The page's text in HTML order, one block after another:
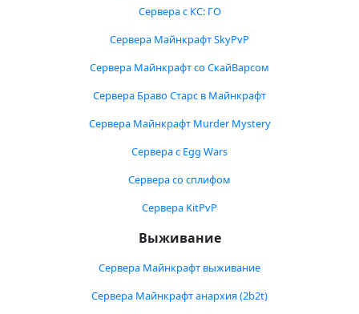
Сервера с КС: ГО
Сервера Майнкрафт SkyPvP
Сервера Майнкрафт со СкайВарсом
Сервера Браво Старс в Майнкрафт
Сервера Майнкрафт Murder Mystery
Сервера с Egg Wars
Сервера со сплифом
Сервера KitPvP
Выживание
Сервера Майнкрафт выживание
Сервера Майнкрафт анархия (2b2t)